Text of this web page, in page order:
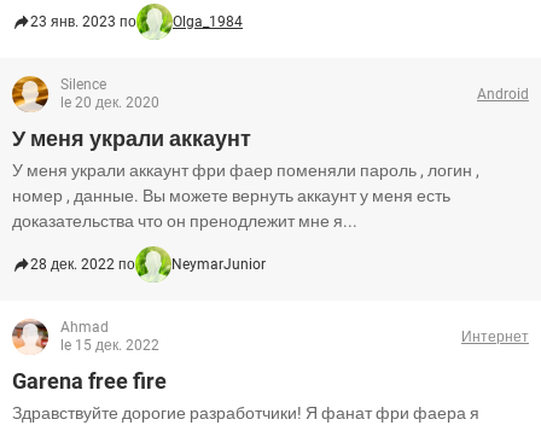
23 янв. 2023 по Olga_1984
Silence
le 20 дек. 2020
Android
У меня украли аккаунт
У меня украли аккаунт фри фаер поменяли пароль , логин ,
номер , данные. Вы можете вернуть аккаунт у меня есть
доказательства что он пренодлежит мне я...
28 дек. 2022 по NeymarJunior
Ahmad
le 15 дек. 2022
Интернет
Garena free fire
Здравствуйте дорогие разработчики! Я фанат фри фаера я